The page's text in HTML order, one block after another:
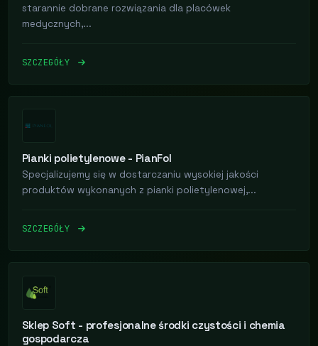
starannie dobrane rozwiązania dla placówek
medycznych,...
SZCZEGÓŁY
Pianki polietylenowe - PianFol
Specjalizujemy się w dostarczaniu wysokiej jakości
produktów wykonanych z pianki polietylenowej,...
SZCZEGÓŁY
Sklep Soft - profesjonalne środki czystości i chemia
gospodarcza